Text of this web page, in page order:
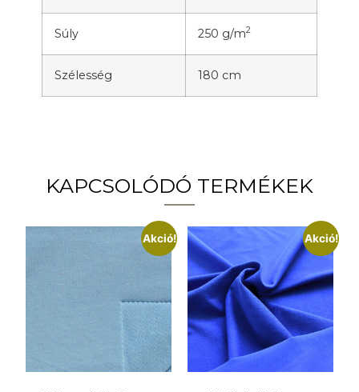
Súly 250 g/m2
Szélesség 180 cm
KAPCSOLÓDÓ TERMÉKEK
Akció! Akció!